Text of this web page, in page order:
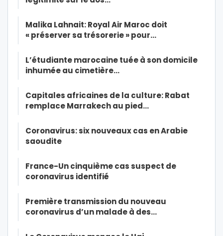
Malika Lahnait: Royal Air Maroc doit
« préserver sa trésorerie » pour…
L’étudiante marocaine tuée à son domicile
inhumée au cimetière…
Capitales africaines de la culture: Rabat
remplace Marrakech au pied…
Coronavirus: six nouveaux cas en Arabie
saoudite
France-Un cinquième cas suspect de
coronavirus identifié
Première transmission du nouveau
coronavirus d’un malade à des…